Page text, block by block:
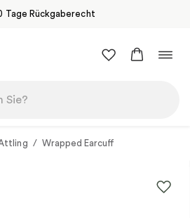
Tage Rückgaberecht
/ Wrapped Earcuff